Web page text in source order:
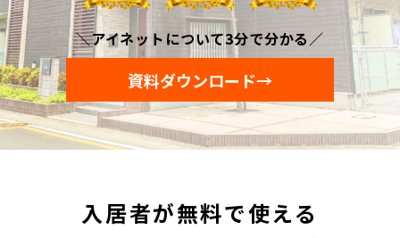
サービス説明動画
監修者一覧
＼アイネットについて3分で分かる／
資料ダウンロード→
入居者が無料で使える